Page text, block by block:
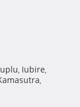
, Iubire,
,